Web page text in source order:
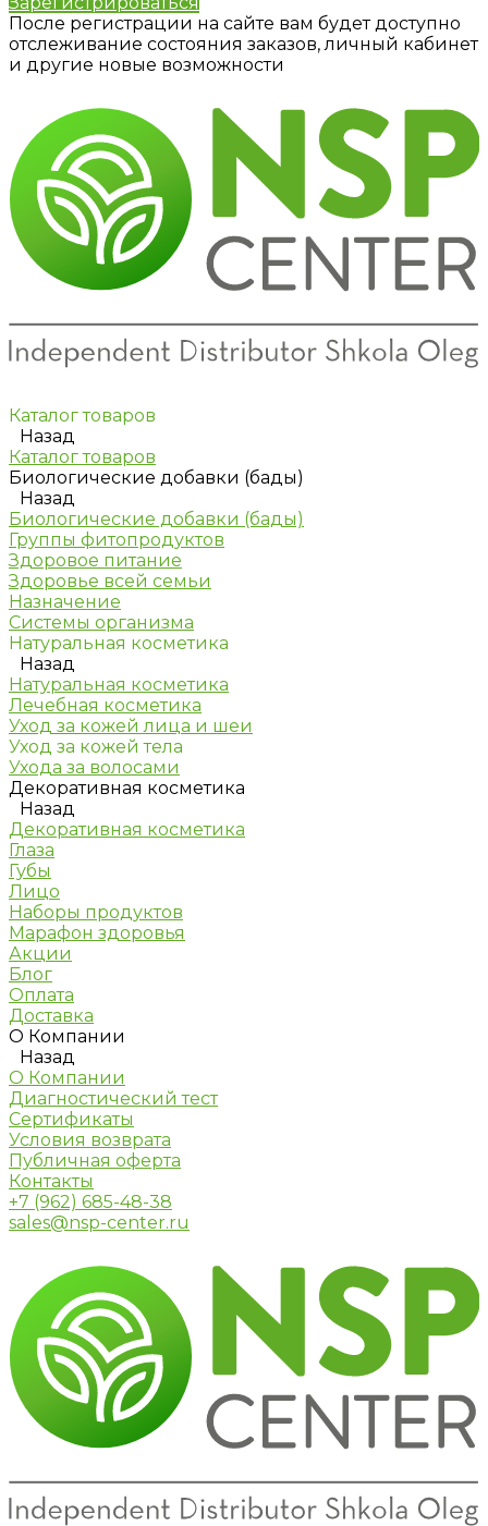
После регистрации на сайте вам будет доступно
отслеживание состояния заказов, личный кабинет
и другие новые возможности
Каталог товаров
Назад
Каталог товаров
Биологические добавки (бады)
Назад
Биологические добавки (бады)
Группы фитопродуктов
Здоровое питание
Здоровье всей семьи
Назначение
Системы организма
Натуральная косметика
Назад
Натуральная косметика
Лечебная косметика
Уход за кожей лица и шеи
Уход за кожей тела
Ухода за волосами
Декоративная косметика
Назад
Декоративная косметика
Глаза
Губы
Лицо
Наборы продуктов
Марафон здоровья
Акции
Блог
Оплата
Доставка
О Компании
Назад
О Компании
Диагностический тест
Сертификаты
Условия возврата
Публичная оферта
Контакты
+7 (962) 685-48-38
sales@nsp-center.ru